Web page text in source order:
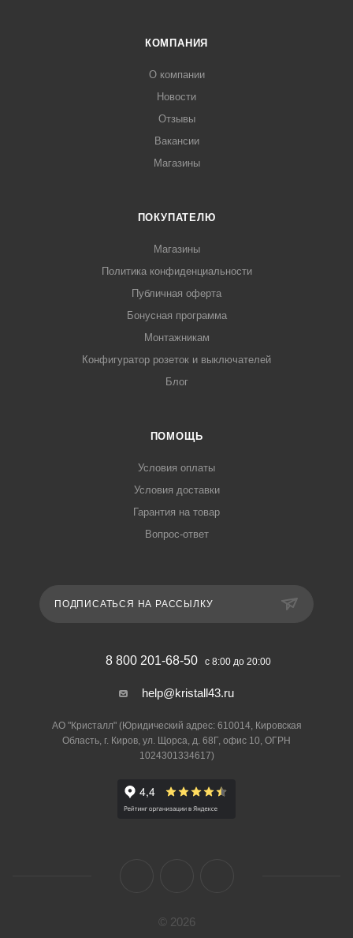
КОМПАНИЯ
О компании
Новости
Отзывы
Вакансии
Магазины
ПОКУПАТЕЛЮ
Магазины
Политика конфиденциальности
Публичная оферта
Бонусная программа
Монтажникам
Конфигуратор розеток и выключателей
Блог
ПОМОЩЬ
Условия оплаты
Условия доставки
Гарантия на товар
Вопрос-ответ
ПОДПИСАТЬСЯ НА РАССЫЛКУ
8 800 201-68-50 с 8:00 до 20:00
help@kristall43.ru
АО "Кристалл" (Юридический адрес: 610014, Кировская
Область, г. Киров, ул. Щорса, д. 68Г, офис 10, ОГРН
1024301334617)
© 2026